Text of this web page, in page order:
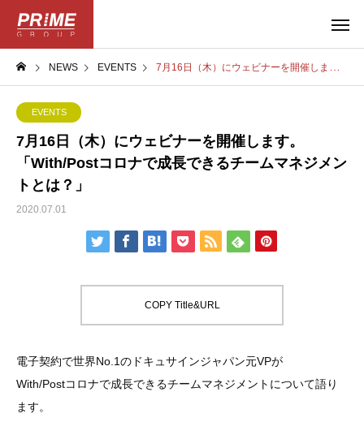
NEWS EVENTS 7月16日（木）にウェビナーを開催します。「With/Postコロナで成長できるチームマネジメントとは？」
EVENTS
7月16日（木）にウェビナーを開催します。
「With/Postコロナで成長できるチームマネジメン
トとは？」
2020.07.01
COPY Title&URL
電子契約で世界No.1のドキュサインジャパン元VPが
With/Postコロナで成長できるチームマネジメントについて語り
ます。